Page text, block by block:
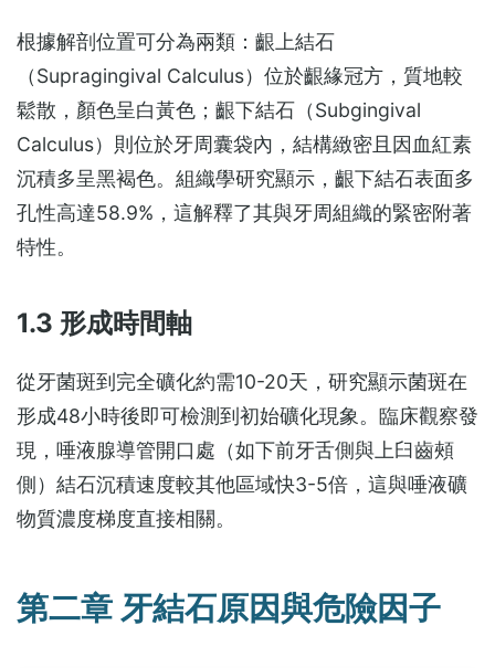
根據解剖位置可分為兩類：齦上結石
（Supragingival Calculus）位於齦緣冠方，質地較
鬆散，顏色呈白黃色；齦下結石（Subgingival
Calculus）則位於牙周囊袋內，結構緻密且因血紅素
沉積多呈黑褐色。組織學研究顯示，齦下結石表面多
孔性高達58.9%，這解釋了其與牙周組織的緊密附著
特性。
1.3 形成時間軸
從牙菌斑到完全礦化約需10-20天，研究顯示菌斑在
形成48小時後即可檢測到初始礦化現象。臨床觀察發
現，唾液腺導管開口處（如下前牙舌側與上臼齒頰
側）結石沉積速度較其他區域快3-5倍，這與唾液礦
物質濃度梯度直接相關。
第二章 牙結石原因與危險因子